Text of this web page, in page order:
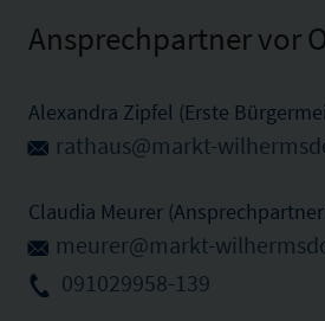
Ansprechpartner vor
Alexandra Zipfel (Erste
rathaus@markt-
Claudia Meurer
meurer@markt-
091029958-139